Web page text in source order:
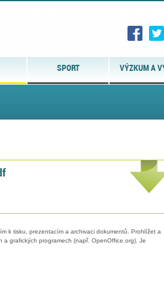
SPORT VÝZKUM A
k tisku, prezentacím a archivaci dokumentů. Prohlížet a
a grafických programech (např. OpenOffice.org). Je